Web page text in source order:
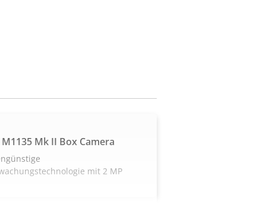
M1135 Mk II Box Camera
mit 2 MP